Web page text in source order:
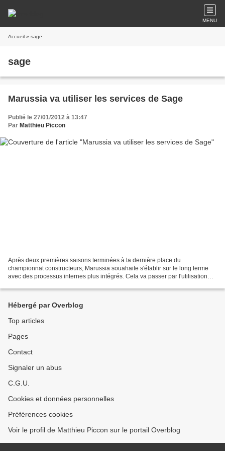
MENU
Accueil » sage
sage
Marussia va utiliser les services de Sage
Publié le 27/01/2012 à 13:47
Par Matthieu Piccon
Après deux premières saisons terminées à la dernière place du
championnat constructeurs, Marussia souahaite s'établir sur le long terme
avec des processus internes plus intégrés. Cela va passer par l'utilisation
Hébergé par Overblog
Top articles
Pages
Contact
Signaler un abus
C.G.U.
Cookies et données personnelles
Préférences cookies
Voir le profil de Matthieu Piccon sur le portail Overblog